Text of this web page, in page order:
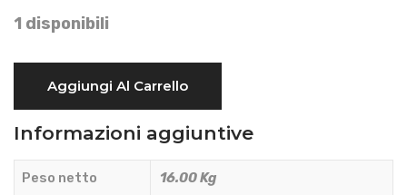
1 disponibili
SCUOTIPAGLIA
Laverda
-
LA322918350
Aggiungi Al Carrello
Informazioni aggiuntive
Peso netto 16.00 Kg